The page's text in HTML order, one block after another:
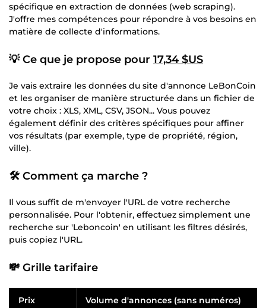
spécifique en extraction de données (web scraping).
J'offre mes compétences pour répondre à vos besoins en
matière de collecte d'informations.
💡Ce que je propose pour 17,34 $US
Je vais extraire les données du site d'annonce LeBonCoin
et les organiser de manière structurée dans un fichier de
votre choix : XLS, XML, CSV, JSON... Vous pouvez
également définir des critères spécifiques pour affiner
vos résultats (par exemple, type de propriété, région,
ville).
🛠 Comment ça marche ?
Il vous suffit de m'envoyer l'URL de votre recherche
personnalisée. Pour l'obtenir, effectuez simplement une
recherche sur 'Leboncoin' en utilisant les filtres désirés,
puis copiez l'URL.
💸 Grille tarifaire
Prix Volume d'annonces (sans numéros)